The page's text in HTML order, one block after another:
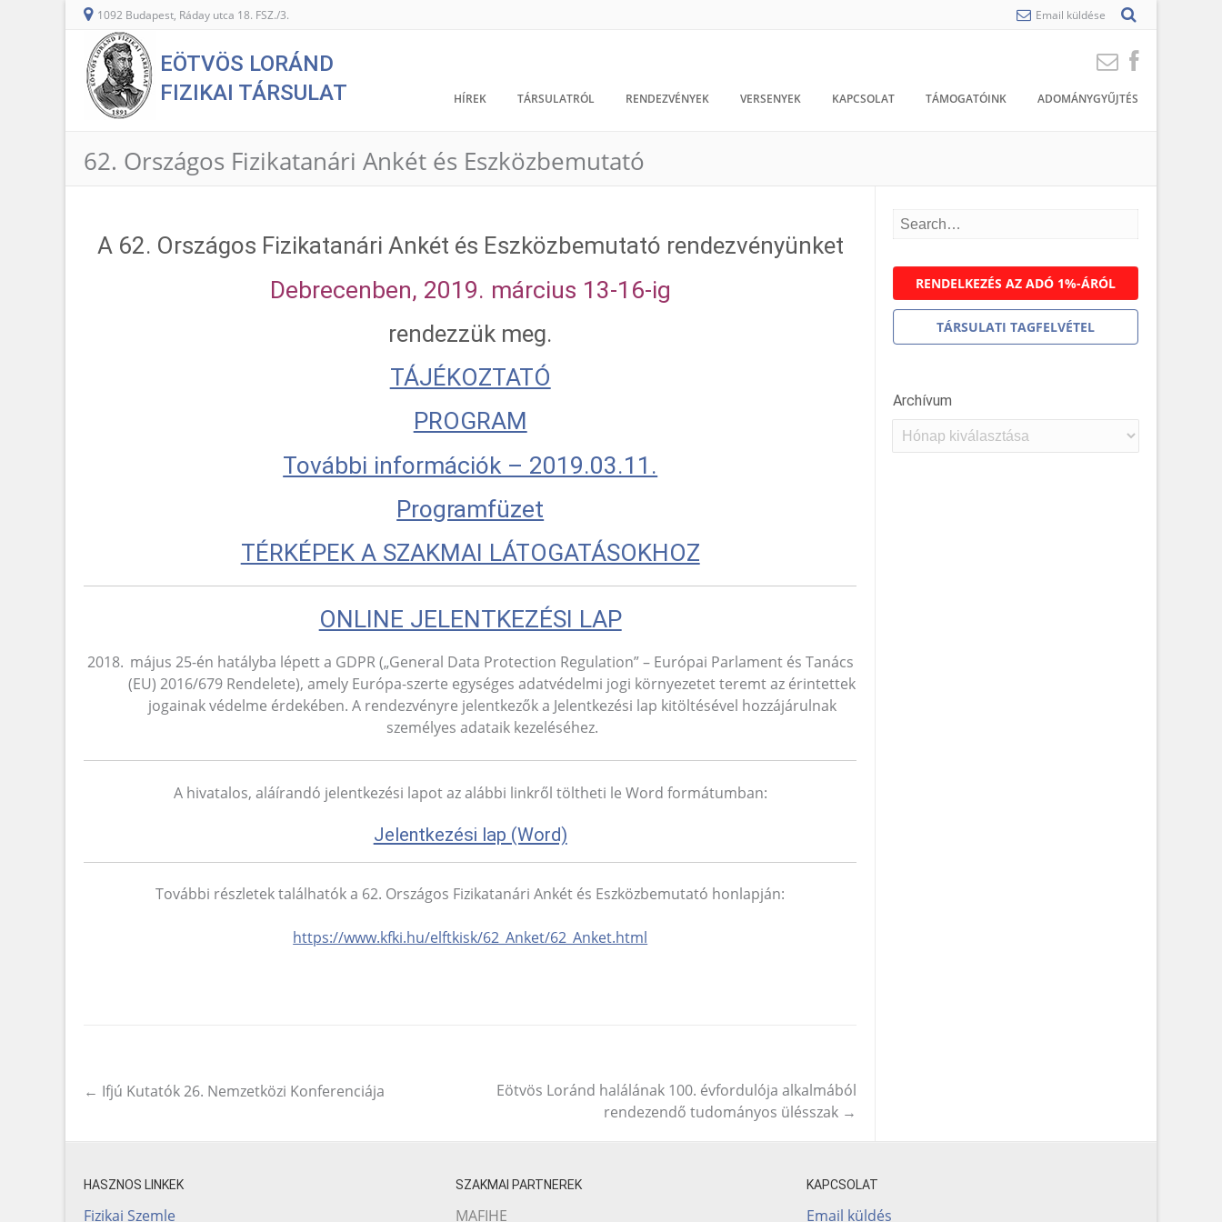
1092 Budapest, Ráday utca 18. FSZ./3. Email küldése
EÖTVÖS LORÁND
FIZIKAI TÁRSULAT
HÍREK TÁRSULATRÓL RENDEZVÉNYEK VERSENYEK KAPCSOLAT TÁMOGATÓINK ADOMÁNYGYŰJTÉS
62. Országos Fizikatanári Ankét és Eszközbemutató
A 62. Országos Fizikatanári Ankét és Eszközbemutató rendezvényünket
Debrecenben, 2019. március 13-16-ig
rendezzük meg.
TÁJÉKOZTATÓ
PROGRAM
További információk – 2019.03.11.
Programfüzet
TÉRKÉPEK A SZAKMAI LÁTOGATÁSOKHOZ
ONLINE JELENTKEZÉSI LAP
május 25-én hatályba lépett a GDPR („General Data Protection Regulation” – Európai Parlament és Tanács
(EU) 2016/679 Rendelete), amely Európa-szerte egységes adatvédelmi jogi környezetet teremt az érintettek
jogainak védelme érdekében. A rendezvényre jelentkezők a Jelentkezési lap kitöltésével hozzájárulnak
személyes adataik kezeléséhez.
A hivatalos, aláírandó jelentkezési lapot az alábbi linkről töltheti le Word formátumban:
Jelentkezési lap (Word)
További részletek találhatók a 62. Országos Fizikatanári Ankét és Eszközbemutató honlapján:
https://www.kfki.hu/elftkisk/62_Anket/62_Anket.html
Post navigation
← Ifjú Kutatók 26. Nemzetközi Konferenciája
Eötvös Loránd halálának 100. évfordulója alkalmából
rendezendő tudományos ülésszak →
RENDELKEZÉS AZ ADÓ 1%-ÁRÓL
TÁRSULATI TAGFELVÉTEL
Archívum
Archívum
HASZNOS LINKEK
Fizikai Szemle
SZAKMAI PARTNEREK
MAFIHE
KAPCSOLAT
Email küldés